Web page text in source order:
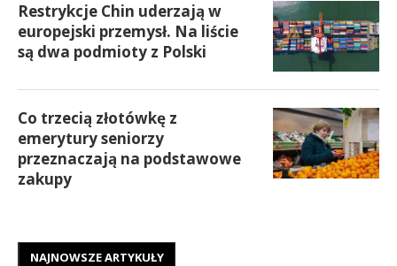
Restrykcje Chin uderzają w
europejski przemysł. Na liście
są dwa podmioty z Polski
Co trzecią złotówkę z
emerytury seniorzy
przeznaczają na podstawowe
zakupy
NAJNOWSZE ARTYKUŁY